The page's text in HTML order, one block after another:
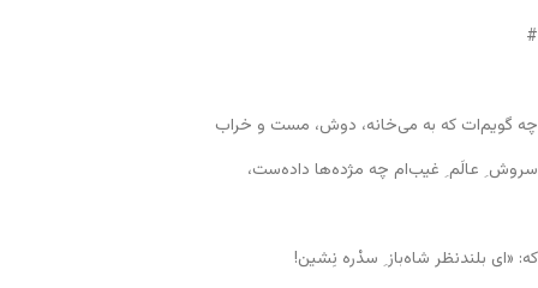
#
چه گویم‌ات که به می‌خانه، دوش، مست و خراب
سروش ِ عالَم ِ غیب‌ام چه مژده‌ها داده‌ست،
که: «ای بلندنظر شاه‌باز ِ سدْره نِشین!